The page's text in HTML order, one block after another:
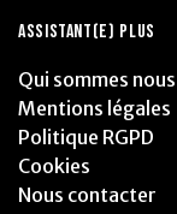
ASSISTANT(E) PLUS
Qui sommes nous
Mentions légales
Politique RGPD
Cookies
Nous contacter